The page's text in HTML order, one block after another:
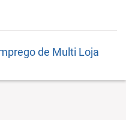
de Multi Loja